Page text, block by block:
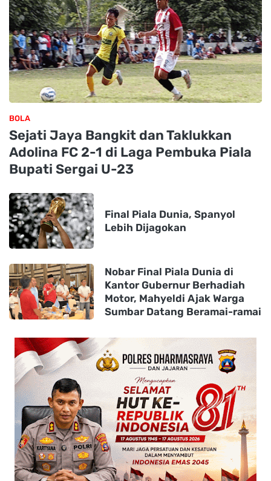
BOLA
Sejati Jaya Bangkit dan Taklukkan
Adolina FC 2-1 di Laga Pembuka Piala
Bupati Sergai U-23
Final Piala Dunia, Spanyol
Lebih Dijagokan
Nobar Final Piala Dunia di
Kantor Gubernur Berhadiah
Motor, Mahyeldi Ajak Warga
Sumbar Datang Beramai-ramai